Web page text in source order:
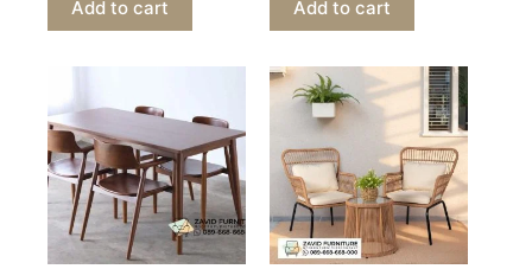
Add to cart Add to cart